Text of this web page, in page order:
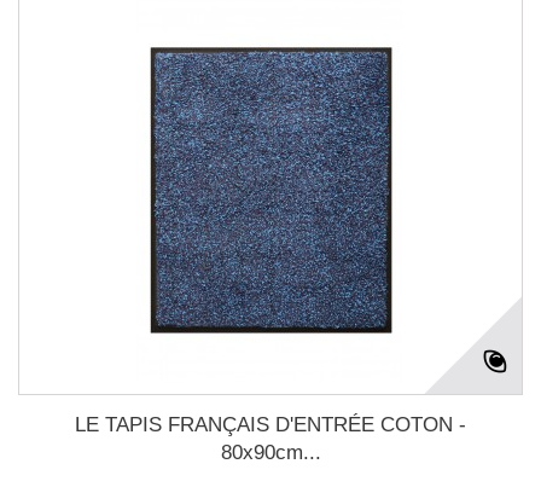
LE TAPIS FRANÇAIS D'ENTRÉE COTON -
80x90cm...